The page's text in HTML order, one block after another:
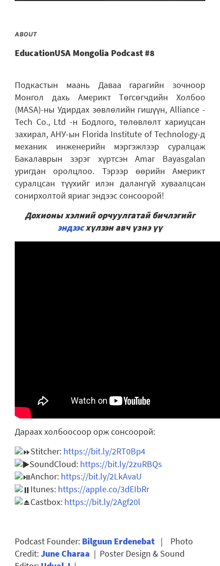
ABOUT
EducationUSA Mongolia Podcast #8
Подкастын маань Даваа гарагийн зочноор
Монгол дахь Америкт Төгсөгчдийн Холбоо
(MASA)-ны Удирдах зөвлөлийн гишүүн, Alliance -
Tech Co., Ltd -н Бодлого, төлөвлөлт хариуцсан
захирал, АНУ-ын Florida Institute of Technology-д
механик инженерийн мэргэжлээр суралцаж
Бакалаврын зэрэг хүртсэн Amar Bayasgalan
уригдан оролцлоо. Тэрээр өөрийн Америкт
суралцсан түүхийг илэн далангүй хуваалцсан
сонирхолтой яриаг эндээс сонсоорой!
Дохионы хэлний орчуулгатай бичлэгийг
эндээсхүлээн авч үзнэ үү
Дараах холбоосоор орж сонсоорой:
Stitcher: https://bit.ly/2RT0Bp4
SoundCloud: https://bit.ly/2zuRBQs
Anchor: https://bit.ly/2LkAvaU
Itunes: https://apple.co/3dEIbRr
Castbox: https://bit.ly/2Agf20l
Podcast Founder: Bilguun Erdenebat | Photo
Credit:June Charaa | Poster Design & Sound